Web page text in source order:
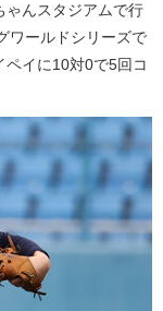
ゃんスタジアムで行
ワールドシリーズで
イに10対0で5回コ